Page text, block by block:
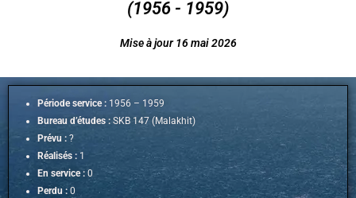
(1956 - 1959)
Mise à jour 16 mai 2026
Période service : 1956 – 1959
Bureau d’études : SKB 147 (Malakhit)
Prévu : ?
Réalisés : 1
En service : 0
Perdu :0